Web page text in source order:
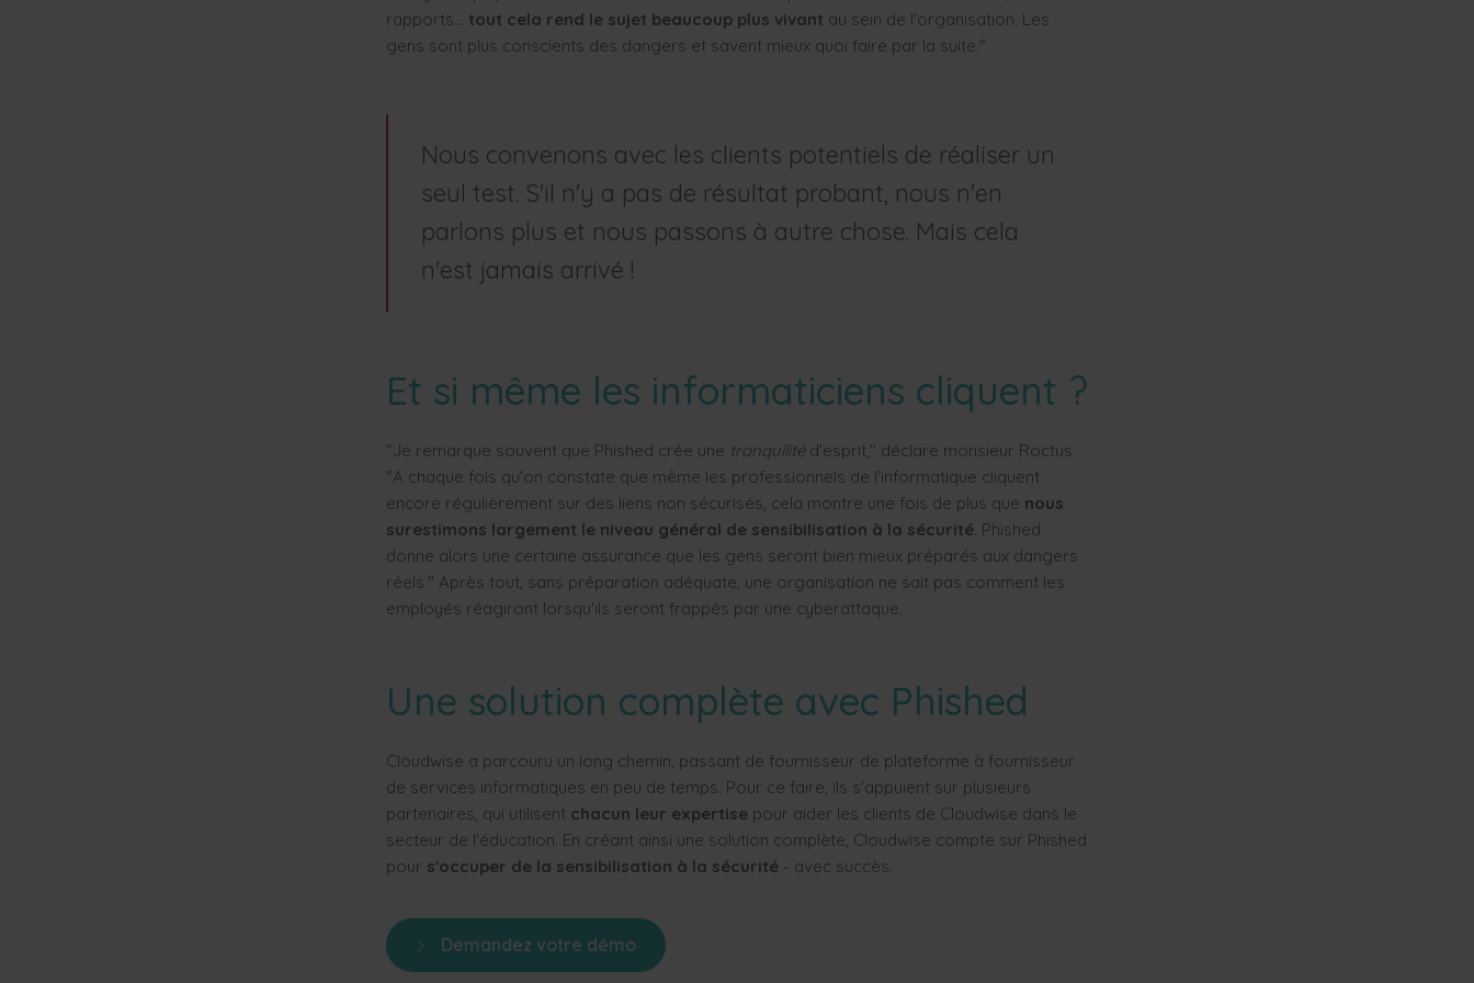
rapports... tout cela rend le sujet beaucoup plus vivant au sein de l'organisation. Les
gens sont plus conscients des dangers et savent mieux quoi faire par la suite."
Nous convenons avec les clients potentiels de réaliser un
seul test. S'il n'y a pas de résultat probant, nous n'en
parlons plus et nous passons à autre chose. Mais cela
n'est jamais arrivé !
Et si même les informaticiens cliquent ?
"Je remarque souvent que Phished crée une tranquilitéd'esprit," déclare monsieur Roctus.
"A chaque fois qu'on constate que même les professionnels de l'informatique cliquent
encore régulièrement sur des liens non sécurisés, cela montre une fois de plus que nous
surestimons largement le niveau général de sensibilisation à la sécurité. Phished
donne alors une certaine assurance que les gens seront bien mieux préparés aux dangers
réels." Après tout, sans préparation adéquate, une organisation ne sait pas comment les
employés réagiront lorsqu'ils seront frappés par une cyberattaque.
Une solution complète avec Phished
Cloudwise a parcouru un long chemin, passant de fournisseur de plateforme à fournisseur
de services informatiques en peu de temps. Pour ce faire, ils s'appuient sur plusieurs
partenaires, qui utilisent chacun leur expertise pour aider les clients de Cloudwise dans le
secteur de l'éducation. En créant ainsi une solution complète, Cloudwise compte sur Phished
pour s'occuper de la sensibilisation à la sécurité - avec succès.
Demandez votre démo